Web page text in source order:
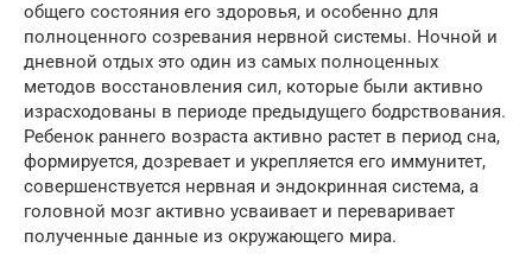
общего состояния его здоровья, и особенно для
полноценного созревания нервной системы. Ночной и
дневной отдых это один из самых полноценных
методов восстановления сил, которые были активно
израсходованы в периоде предыдущего бодрствования.
Ребенок раннего возраста активно растет в период сна,
формируется, дозревает и укрепляется его иммунитет,
совершенствуется нервная и эндокринная система, а
головной мозг активно усваивает и переваривает
полученные данные из окружающего мира.